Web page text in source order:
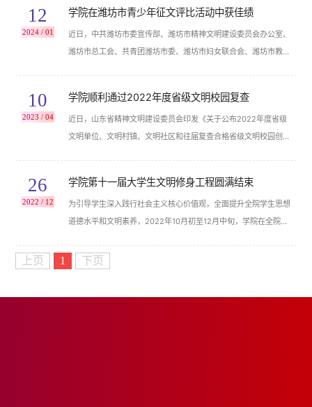
月，学院在全院开展了以“明德修身知荣辱，守正笃行树新风”为主
题的第十二届大学生文明修身工程系列活动。活动期间，各二级学
院根据活动实施方案，以加强学生...
12
2024 / 01
学院在潍坊市青少年征文评比活动中获佳绩
近日，中共潍坊市委宣传部、潍坊市精神文明建设委员会办公室、
潍坊市总工会、共青团潍坊市委、潍坊市妇女联合会、潍坊市教育
名、二等奖5名、三等奖10名、优秀辅导老师3名，同时获优秀组
织奖。 2023“青年发展友好型城市”青少年征文评比活动是为深入
学习贯彻党的二十大精神,激发广大...
10
2023 / 04
学院顺利通过2022年度省级文明校园复查
近日，山东省精神文明建设委员会印发《关于公布2022年度省级
文明单位、文明村镇、文明社区和往届复查合格省级文明校园创建
院党委始终以党的建设为统领，以文明校园建设“思想道德建设
好、领导班子建设好、师德师风建设好、校园文化建设好、校园环
境建设好、阵地建设管理好”六个好为抓手...
26
2022 / 12
学院第十一届大学生文明修身工程圆满结束
为引导学生深入践行社会主义核心价值观，全面提升全院学生思想
道德水平和文明素养，2022年10月初至12月中旬，学院在全院开
活动期间，各二级学院根据《潍坊职业学院第十一届大学生文明修
上页 1 下页